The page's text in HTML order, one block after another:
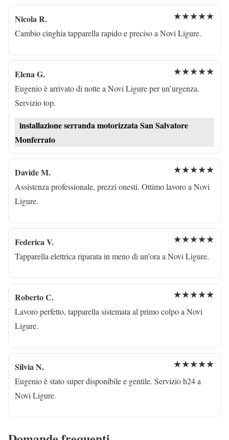
Nicola R. ★★★★★
Cambio cinghia tapparella rapido e preciso a Novi Ligure.
Elena G. ★★★★★
Eugenio è arrivato di notte a Novi Ligure per un’urgenza.
Servizio top.
installazione serranda motorizzata San Salvatore
Monferrato
Davide M. ★★★★★
Assistenza professionale, prezzi onesti. Ottimo lavoro a Novi
Ligure.
Federica V. ★★★★★
Tapparella elettrica riparata in meno di un’ora a Novi Ligure.
Roberto C. ★★★★★
Lavoro perfetto, tapparella sistemata al primo colpo a Novi
Ligure.
Silvia N. ★★★★★
Eugenio è stato super disponibile e gentile. Servizio h24 a
Novi Ligure.